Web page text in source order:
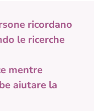
ricordano
le ricerche
mentre
aiutare la